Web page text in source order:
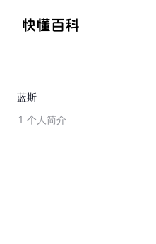
蓝斯
1 个人简介